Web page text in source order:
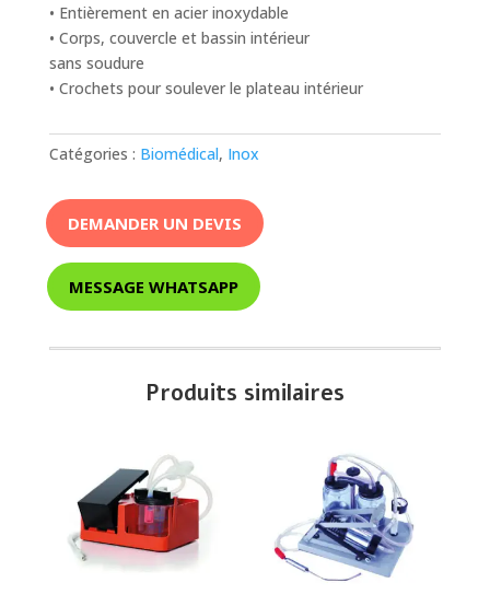
• Entièrement en acier inoxydable
• Corps, couvercle et bassin intérieur
sans soudure
• Crochets pour soulever le plateau intérieur
Catégories : Biomédical, Inox
DEMANDER UN DEVIS
MESSAGE WHATSAPP
Produits similaires